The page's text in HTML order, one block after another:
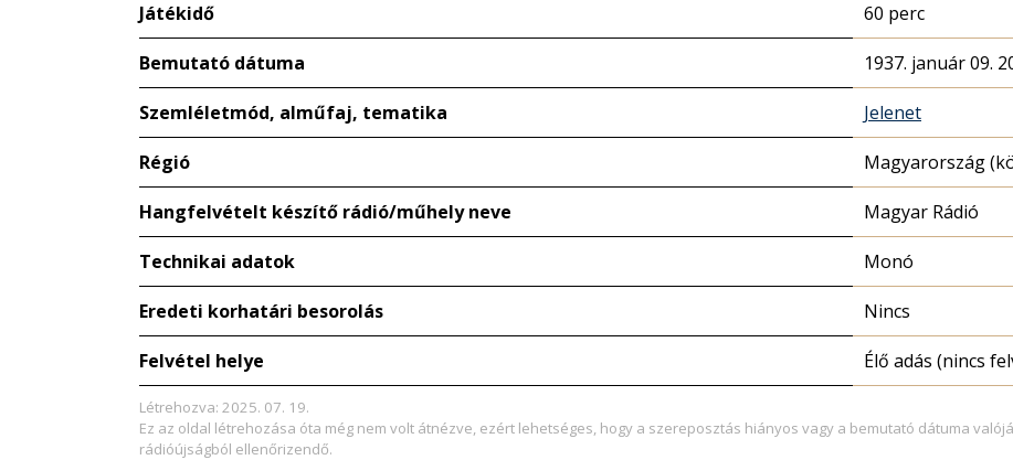
Játékidő 60 perc
Bemutató dátuma 1937. január 09.
Szemléletmód, alműfaj, tematika Jelenet
Régió Magyarország
Hangfelvételt készítő rádió/műhely neve Magyar Rádió
Technikai adatok Monó
Eredeti korhatári besorolás Nincs
Felvétel helye Élő adás (nincs
Létrehozva: 2025. 07. 19.
Ez az oldal létrehozása óta még nem volt átnézve, ezért lehetséges, hogy a szereposztás hiányos vagy a bemutató dátuma
rádióújságból ellenőrizendő.